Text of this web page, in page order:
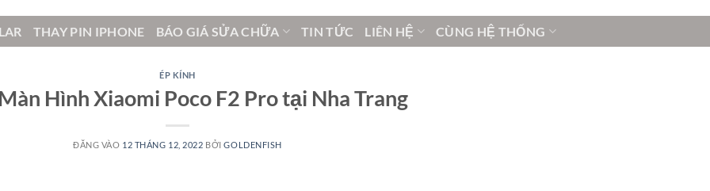
THAY PIN IPHONE BÁO GIÁ SỬA CHỮA TIN TỨC LIÊN HỆ CÙNG HỆ THỐNG
ÉP KÍNH
Hình Xiaomi Poco F2 Pro tại Nha Trang
ĐĂNG VÀO 12 THÁNG 12, 2022 BỞIGOLDENFISH